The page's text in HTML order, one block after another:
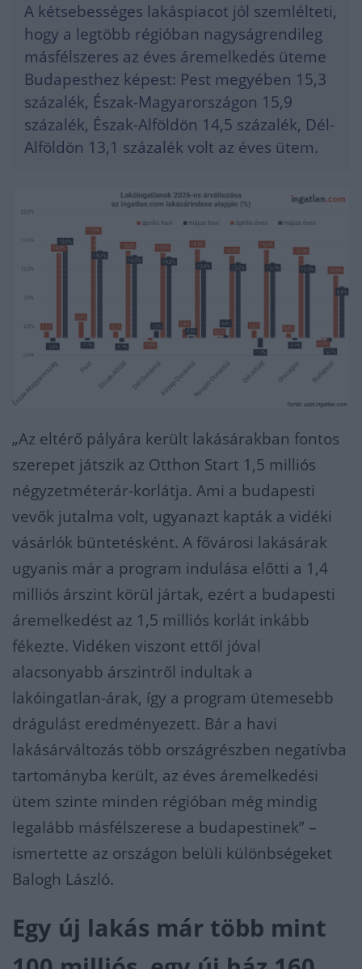
A kétsebességes lakáspiacot jól szemlélteti,
hogy a legtöbb régióban nagyságrendileg
másfélszeres az éves áremelkedés üteme
Budapesthez képest: Pest megyében 15,3
százalék, Észak-Magyarországon 15,9
százalék, Észak-Alföldön 14,5 százalék, Dél-
Alföldön 13,1 százalék volt az éves ütem.
„Az eltérő pályára került lakásárakban fontos
szerepet játszik az Otthon Start 1,5 milliós
négyzetméterár-korlátja. Ami a budapesti
vevők jutalma volt, ugyanazt kapták a vidéki
vásárlók büntetésként. A fővárosi lakásárak
ugyanis már a program indulása előtti a 1,4
milliós árszint körül jártak, ezért a budapesti
áremelkedést az 1,5 milliós korlát inkább
fékezte. Vidéken viszont ettől jóval
alacsonyabb árszintről indultak a
lakóingatlan-árak, így a program ütemesebb
drágulást eredményezett. Bár a havi
lakásárváltozás több országrészben negatívba
tartományba került, az éves áremelkedési
ütem szinte minden régióban még mindig
legalább másfélszerese a budapestinek” –
ismertette az országon belüli különbségeket
Balogh László.
Egy új lakás már több mint